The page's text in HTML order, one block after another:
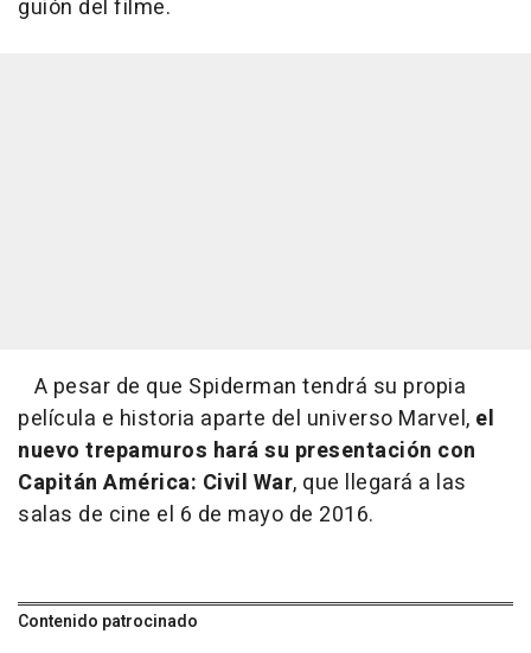
guión del filme.
A pesar de que Spiderman tendrá su propia
película e historia aparte del universo Marvel, el
nuevo trepamuros hará su presentación con
Capitán América: Civil War, que llegará a las
salas de cine el 6 de mayo de 2016.
Contenido patrocinado